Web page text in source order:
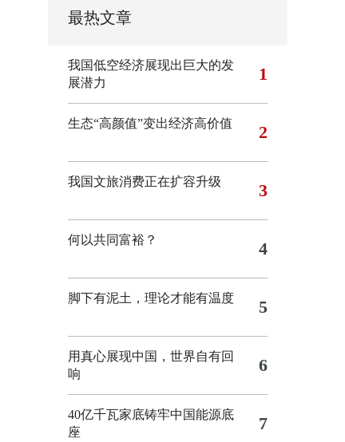
最热文章
我国低空经济展现出巨大的发
展潜力
1
生态“高颜值”变出经济高价值 2
我国文旅消费正在扩容升级 3
何以共同富裕？ 4
脚下有泥土，理论才能有温度 5
用真心展现中国，世界自有回
响
6
40亿千瓦家底铸牢中国能源底
座
7